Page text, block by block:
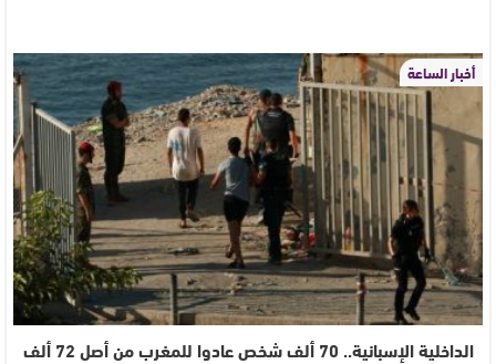
أخبار الساعة
الداخلية الإسبانية.. 70 ألف شخص عادوا للمغرب من أصل 72 ألف